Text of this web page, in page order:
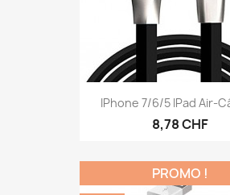
IPhone 7/6/5 IPad Air-
8,78 CHF
PROMO !